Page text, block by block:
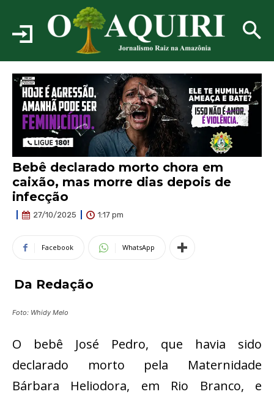
Bebê declarado morto chora em
caixão, mas morre dias depois de
infecção
27/10/2025 1:17 pm
Facebook WhatsApp
Da Redação
Foto: Whidy Melo
O bebê José Pedro, que havia sido
declarado morto pela Maternidade
Bárbara Heliodora, em Rio Branco, e